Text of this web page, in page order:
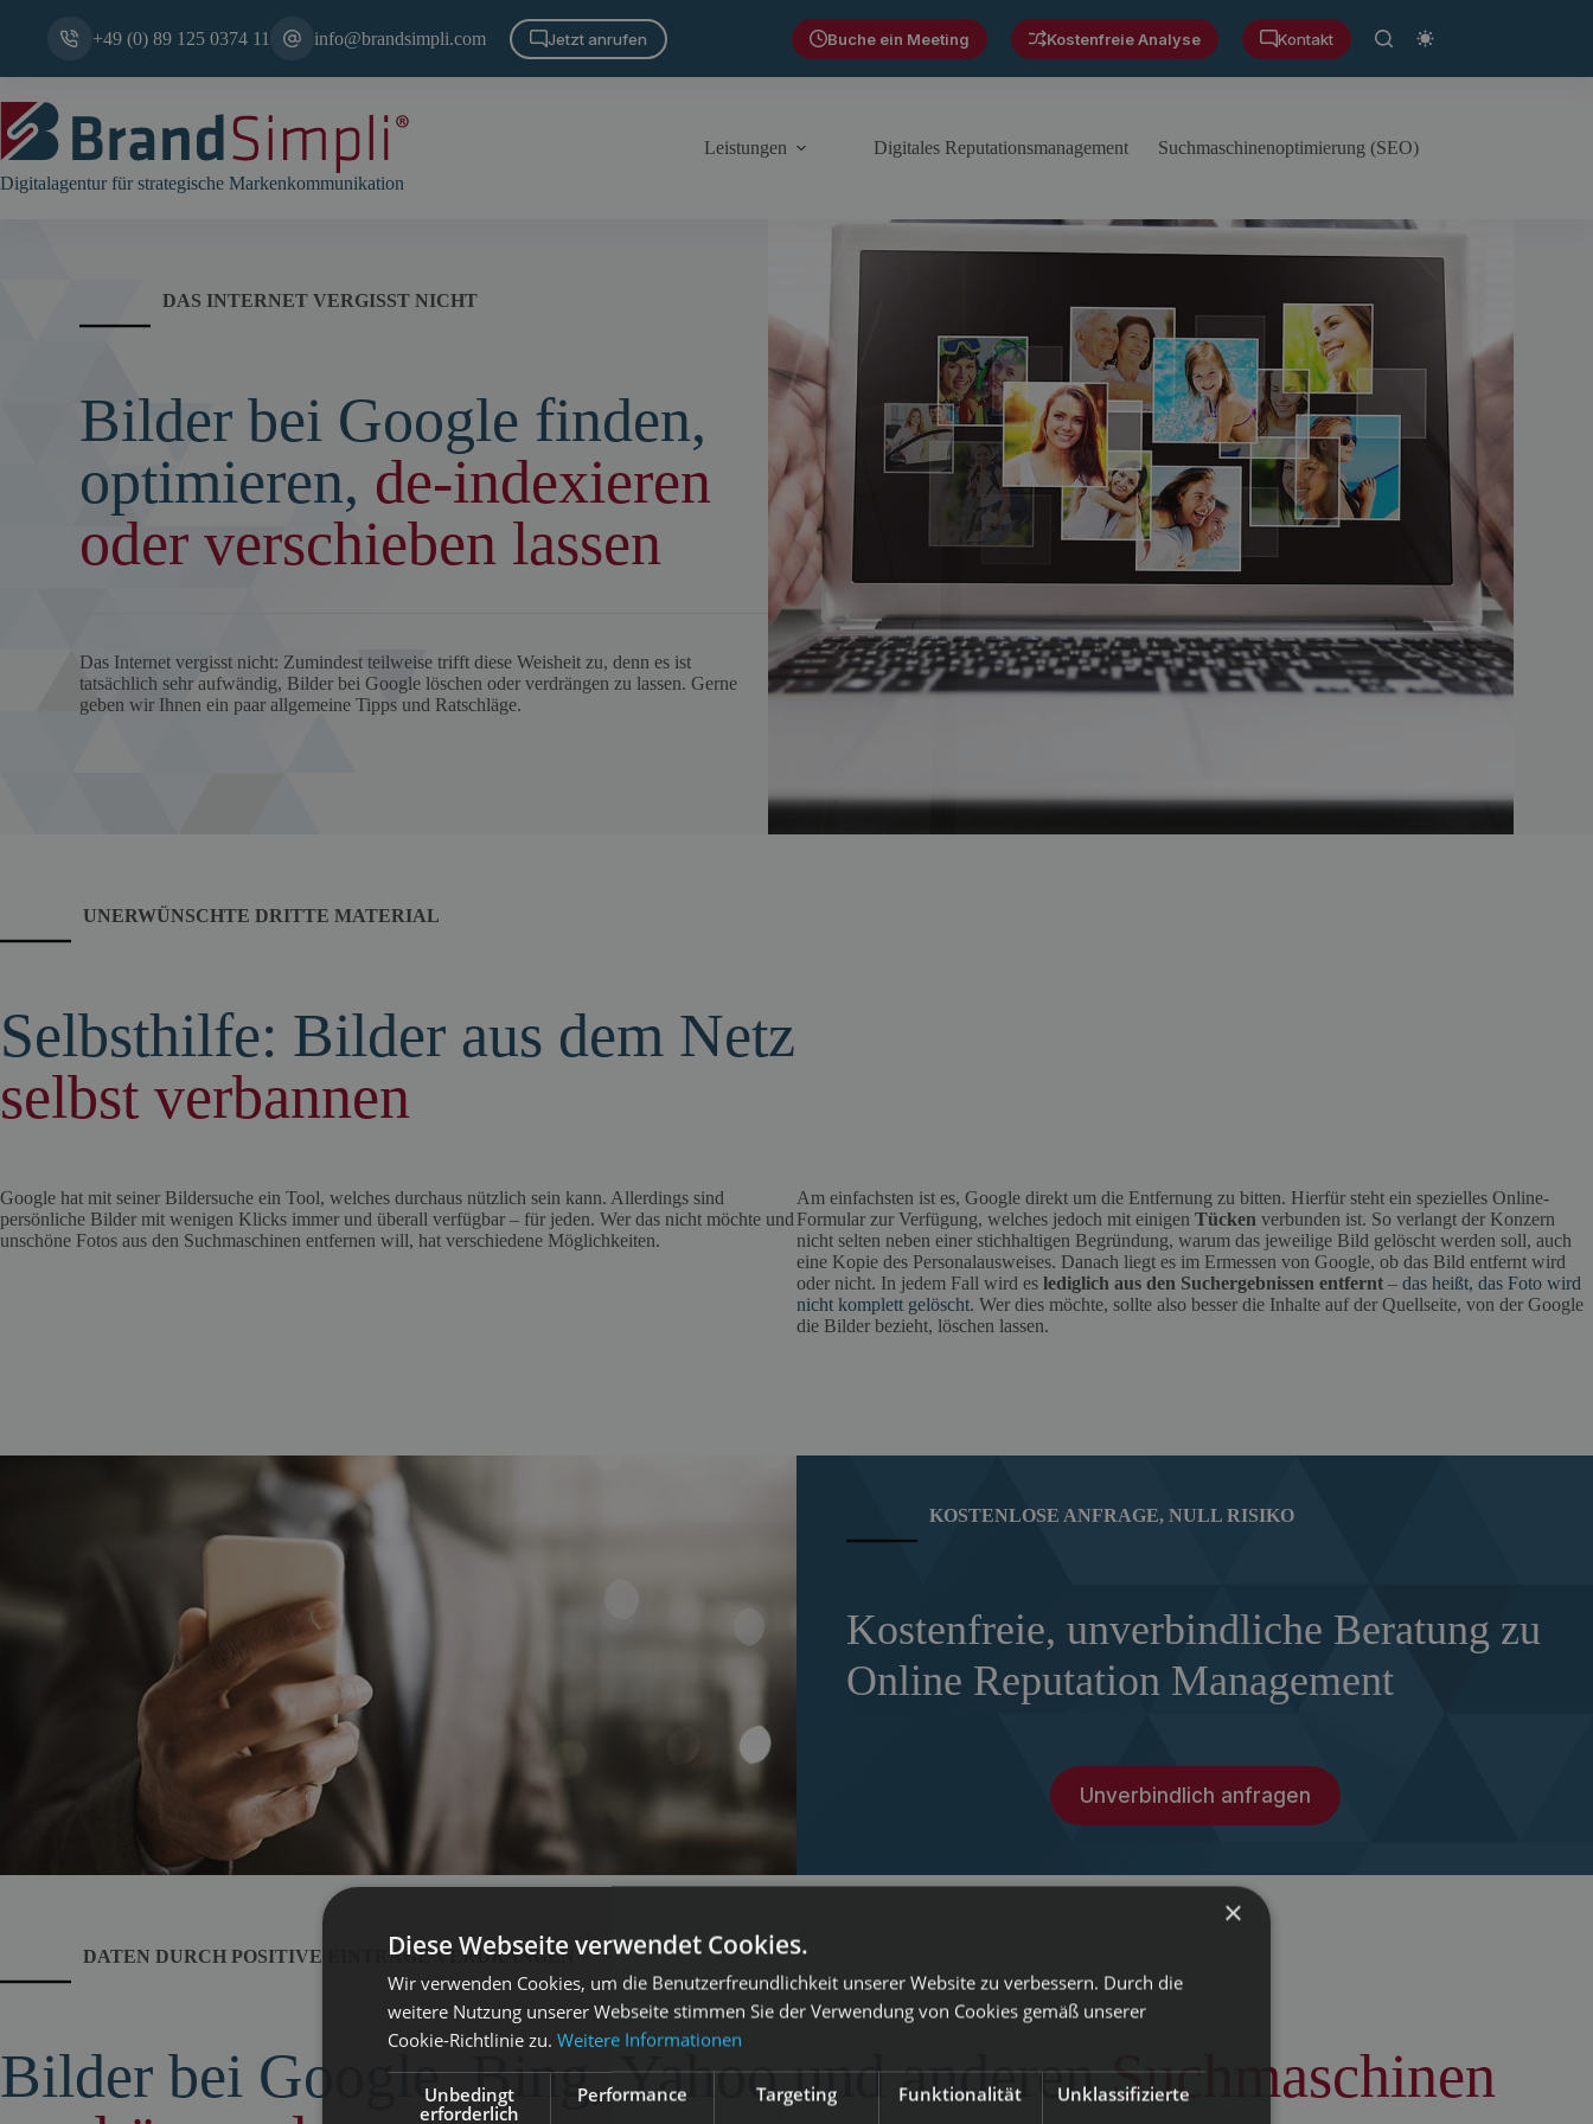
+49 (0) 89 125 0374 11 info@brandsimpli.com Jetzt anrufen Buche ein Meeting Kostenfreie Analyse Kontakt
Digitalagentur für strategische Markenkommunikation
Leistungen Digitales Reputationsmanagement Suchmaschinenoptimierung (SEO)
DAS INTERNET VERGISST NICHT
Bilder bei Google finden,
optimieren, de-indexieren
oder verschieben lassen
Das Internet vergisst nicht: Zumindest teilweise trifft diese Weisheit zu, denn es ist
tatsächlich sehr aufwändig, Bilder bei Google löschen oder verdrängen zu lassen. Gerne
geben wir Ihnen ein paar allgemeine Tipps und Ratschläge.
UNERWÜNSCHTE DRITTE MATERIAL
Selbsthilfe: Bilder aus dem Netz
selbst verbannen
Google hat mit seiner Bildersuche ein Tool, welches durchaus nützlich sein kann. Allerdings sind
persönliche Bilder mit wenigen Klicks immer und überall verfügbar – für jeden. Wer das nicht möchte und
unschöne Fotos aus den Suchmaschinen entfernen will, hat verschiedene Möglichkeiten.
Am einfachsten ist es, Google direkt um die Entfernung zu bitten. Hierfür steht ein spezielles Online-
Formular zur Verfügung, welches jedoch mit einigen Tücken verbunden ist. So verlangt der Konzern
nicht selten neben einer stichhaltigen Begründung, warum das jeweilige Bild gelöscht werden soll, auch
eine Kopie des Personalausweises. Danach liegt es im Ermessen von Google, ob das Bild entfernt wird
oder nicht. In jedem Fall wird es lediglich aus den Suchergebnissen entfernt – das heißt, das Foto wird
nicht komplett gelöscht. Wer dies möchte, sollte also besser die Inhalte auf der Quellseite, von der Google
die Bilder bezieht, löschen lassen.
KOSTENLOSE ANFRAGE, NULL RISIKO
Kostenfreie, unverbindliche Beratung zu
Online Reputation Management
Unverbindlich anfragen
DATEN DURCH POSITIVE EINTRÄGE VERDRÄNGEN
Bilder bei Google, Bing, Yahoo und anderenSuchmaschinen
×
Diese Webseite verwendet Cookies.
Wir verwenden Cookies, um die Benutzerfreundlichkeit unserer Website zu verbessern. Durch die
weitere Nutzung unserer Webseite stimmen Sie der Verwendung von Cookies gemäß unserer
Cookie-Richtlinie zu. Weitere Informationen
Unbedingt
erforderlich
Performance Targeting Funktionalität Unklassifizierte